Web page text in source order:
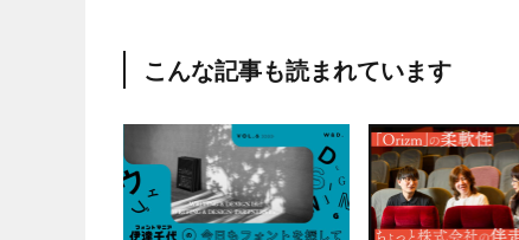
こんな記事も読まれています